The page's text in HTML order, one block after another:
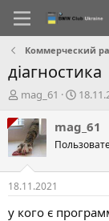
Коммерческий
діагностика
А
т
о
р
т
е
м
и
mag_61
Д
т
а
с
о
р
mag_61
18.11.2021
у кого є